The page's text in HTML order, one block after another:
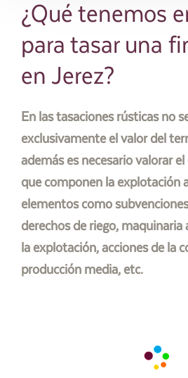
¿Qué tenemos
para tasar una
en Jerez?
En las tasaciones rústicas no
exclusivamente el valor del
además es necesario valorar
que componen la explotación
elementos como
derechos de riego, maquinaria
la explotación, acciones de la
producción media, etc.